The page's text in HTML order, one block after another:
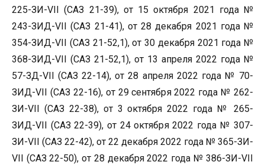
225-ЗИ-VII (САЗ 21-39), от 15 октября 2021 года №
243-ЗИД-VII (САЗ 21-41), от 28 декабря 2021 года №
354-ЗИД-VII (САЗ 21-52,1), от 30 декабря 2021 года №
368-ЗИД-VII (САЗ 21-52,1), от 13 апреля 2022 года №
57-ЗД-VII (САЗ 22-14), от 28 апреля 2022 года № 70-
ЗИД-VII (САЗ 22-16), от 29 сентября 2022 года № 262-
ЗИ-VII (САЗ 22-38), от 3 октября 2022 года № 265-
ЗИД-VII (САЗ 22-39), от 24 октября 2022 года № 307-
ЗИ-VII (САЗ 22-42), от 22 декабря 2022 года № 365-ЗИ-
VII (САЗ 22-50), от 28 декабря 2022 года № 386-ЗИ-VII